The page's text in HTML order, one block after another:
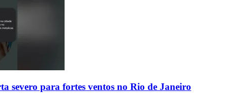
severo para fortes ventos no Rio de Janeiro